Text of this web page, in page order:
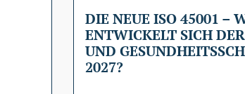
DIE NEUE ISO 45001 –
ENTWICKELT SICH
UND
2027?